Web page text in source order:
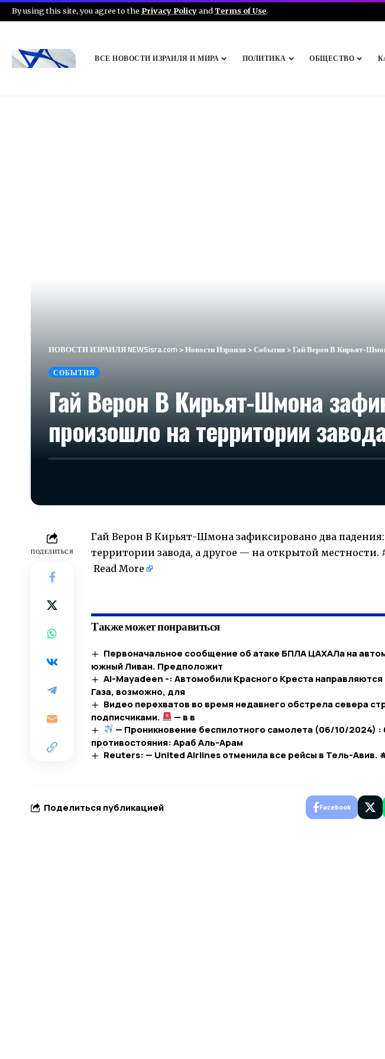
By using this site, you agree to the Privacy Policyand Terms of Use.
ВСЕ НОВОСТИ ИЗРАИЛЯ И МИРА ПОЛИТИКА ОБЩЕСТВО
НОВОСТИ ИЗРАИЛЯ NEWSisra.com >Новости Израиля >События >Гай Верон В Кирьят-
СОБЫТИЯ
Гай Верон В Кирьят-Шмона
произошло на территории
ПОДЕЛИТЬСЯ
Гай Верон В Кирьят-Шмона зафиксировано два
территории завода, а другое — на открытой
Read More
Также может понравиться
Первоначальное сообщение об атаке БПЛА ЦАХАЛа на
южный Ливан. Предположит
Al-Mayadeen -: Автомобили Красного Креста
Газа, возможно, для
Видео перехватов во время недавнего обстрела севера
подписчиками.
— в в
— Проникновение беспилотного самолета (06/10/2024) :
противостояния: Араб Аль-Арам
Reuters: — United Airlines отменила все рейсы в Тель-Авив.
Поделиться публикацией Facebook